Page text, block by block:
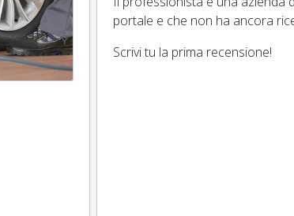
portale e che non ha ancora
Scrivi tu la prima recensione!